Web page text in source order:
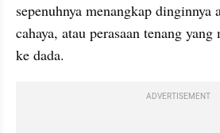
sepenuhnya menangkap dinginnya
cahaya, atau perasaan tenang
ke dada.
ADVERTISEMENT